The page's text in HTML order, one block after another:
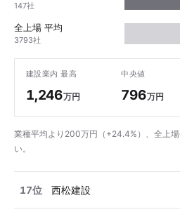
147社
全上場 平均
3793社
建設業内 最高
1,246万円
中央値
796万円
業種平均より200万円（+24.4%）、全上
い。
17位 西松建設